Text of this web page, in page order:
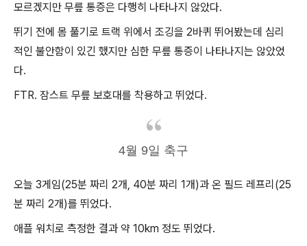
모르겠지만 무릎 통증은 다행히 나타나지 않았다.
뛰기 전에 몸 풀기로 트랙 위에서 조깅을 2바퀴 뛰어봤는데 심리
적인 불안함이 있긴 했지만 심한 무릎 통증이 나타나지는 않았었
다.
FTR. 잠스트 무릎 보호대를 착용하고 뛰었다.
4월 9일 축구
오늘 3게임(25분 짜리 2개, 40분 짜리 1개)과 온 필드 레프리(25
분 짜리 2개)를 뛰었다.
애플 워치로 측정한 결과 약 10km 정도 뛰었다.